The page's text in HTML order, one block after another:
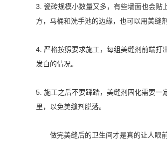
3. 瓷砖规模小数量又多，有些墙面也会贴
方，马桶和洗手池的边缘，也可以用美缝剂
4. 严格按照要求施工，每组美缝剂前端打
发白的情况。
5. 施工之后不要踩踏，美缝剂固化需要一
里，以免美缝剂脱落。
做完美缝后的卫生间才是真的让人眼